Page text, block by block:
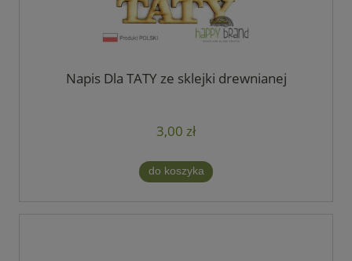
Napis Dla TATY ze sklejki drewnianej
3,00 zł
do koszyka